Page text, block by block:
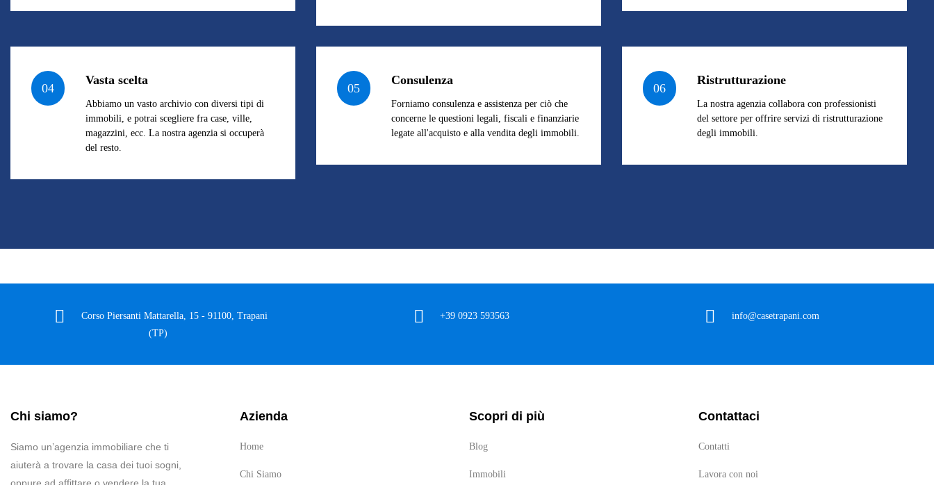
04
Vasta scelta
Abbiamo un vasto archivio con diversi tipi di
immobili, e potrai scegliere fra case, ville,
magazzini, ecc. La nostra agenzia si occuperà
del resto.
05
Consulenza
Forniamo consulenza e assistenza per ciò che
concerne le questioni legali, fiscali e finanziarie
legate all'acquisto e alla vendita degli immobili.
06
Ristrutturazione
La nostra agenzia collabora con professionisti
del settore per offrire servizi di ristrutturazione
degli immobili.
Corso Piersanti Mattarella, 15 - 91100, Trapani
(TP)
+39 0923 593563 info@casetrapani.com
Chi siamo?
Siamo un’agenzia immobiliare che ti
aiuterà a trovare la casa dei tuoi sogni,
Azienda
Home
Chi Siamo
Scopri di più
Blog
Immobili
Contattaci
Contatti
Lavora con noi